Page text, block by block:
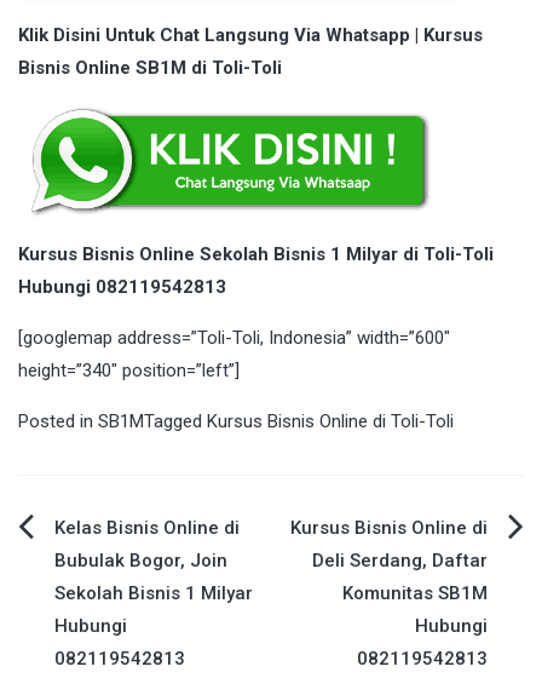
Klik Disini Untuk Chat Langsung Via Whatsapp | Kursus
Bisnis Online SB1M di Toli-Toli
Kursus Bisnis Online Sekolah Bisnis 1 Milyar di Toli-Toli
Hubungi 082119542813
[googlemap address=”Toli-Toli, Indonesia” width=”600″
height=”340″ position=”left”]
Posted in SB1MTagged Kursus Bisnis Online di Toli-Toli
Post
navigation
Kelas Bisnis Online di
Bubulak Bogor, Join
Sekolah Bisnis 1 Milyar
Hubungi
082119542813
Kursus Bisnis Online di
Deli Serdang, Daftar
Komunitas SB1M
Hubungi
082119542813